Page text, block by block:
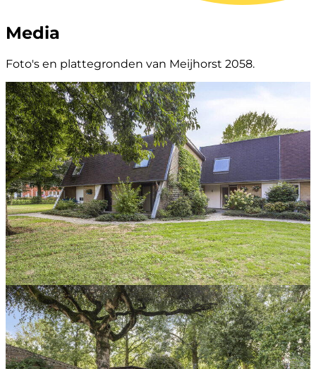
Media
Foto's en plattegronden van Meijhorst 2058.